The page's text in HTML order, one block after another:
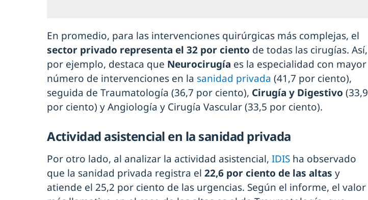
En promedio, para las intervenciones quirúrgicas más complejas, el
sector privado representa el 32 por ciento de todas las cirugías. Así,
por ejemplo, destaca que Neurocirugía es la especialidad con mayor
número de intervenciones en la sanidad privada (41,7 por ciento),
seguida de Traumatología (36,7 por ciento), Cirugía y Digestivo (33,9
por ciento) y Angiología y Cirugía Vascular (33,5 por ciento).
Actividad asistencial en la sanidad privada
Por otro lado, al analizar la actividad asistencial, IDIS ha observado
que la sanidad privada registra el 22,6 por ciento de las altas y
atiende el 25,2 por ciento de las urgencias. Según el informe, el valor